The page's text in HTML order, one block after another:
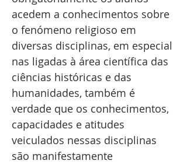
acedem a conhecimentos sobre
o fenómeno religioso em
diversas disciplinas, em especial
nas ligadas à área científica das
ciências históricas e das
humanidades, também é
verdade que os conhecimentos,
capacidades e atitudes
veiculados nessas disciplinas
são manifestamente